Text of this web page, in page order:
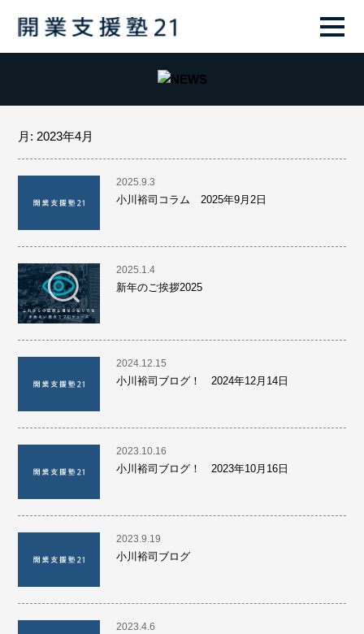
月: 2023年4月
2025.9.3
小川裕司コラム 2025年9月2日
2025.1.4
新年のご挨拶2025
2024.12.15
小川裕司ブログ！ 2024年12月14日
2023.10.16
小川裕司ブログ！ 2023年10月16日
2023.9.19
小川裕司ブログ
2023.4.6